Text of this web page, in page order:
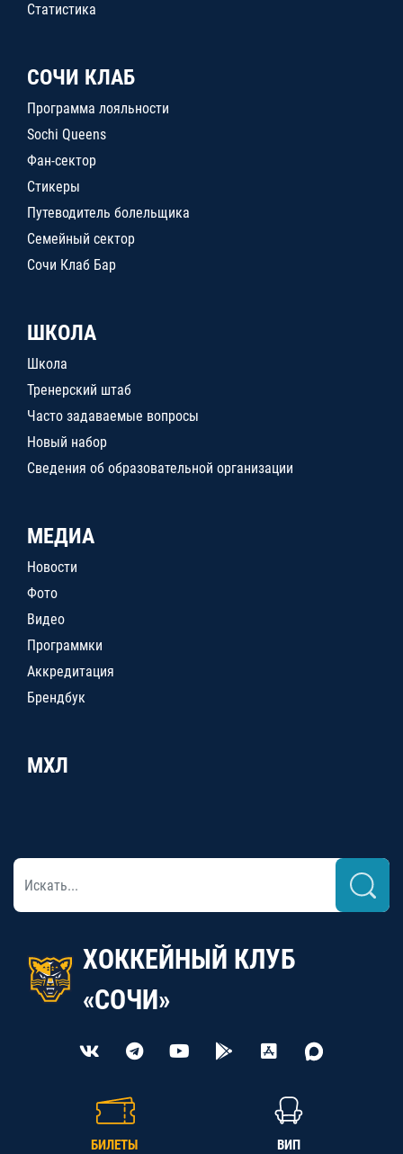
Статистика
СОЧИ КЛАБ
Программа лояльности
Sochi Queens
Фан-сектор
Стикеры
Путеводитель болельщика
Семейный сектор
Сочи Клаб Бар
ШКОЛА
Школа
Тренерский штаб
Часто задаваемые вопросы
Новый набор
Сведения об образовательной организации
МЕДИА
Новости
Фото
Видео
Программки
Аккредитация
Брендбук
МХЛ
ХОККЕЙНЫЙ КЛУБ
«СОЧИ»
БИЛЕТЫ ВИП